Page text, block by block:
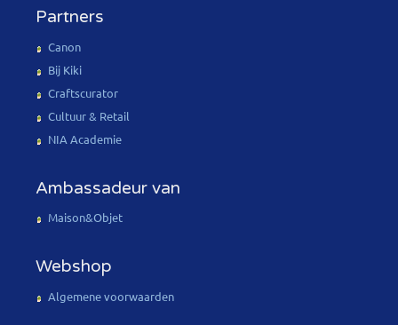
Partners
Canon
Bij Kiki
Craftscurator
Cultuur & Retail
NIA Academie
Ambassadeur van
Maison&Objet
Webshop
Algemene voorwaarden